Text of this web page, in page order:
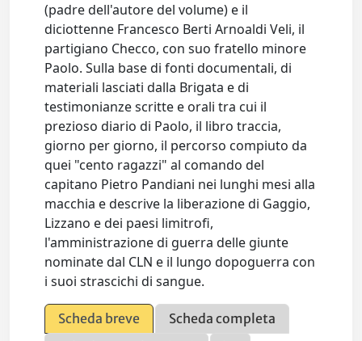
(padre dell'autore del volume) e il
diciottenne Francesco Berti Arnoaldi Veli, il
partigiano Checco, con suo fratello minore
Paolo. Sulla base di fonti documentali, di
materiali lasciati dalla Brigata e di
testimonianze scritte e orali tra cui il
prezioso diario di Paolo, il libro traccia,
giorno per giorno, il percorso compiuto da
quei "cento ragazzi" al comando del
capitano Pietro Pandiani nei lunghi mesi alla
macchia e descrive la liberazione di Gaggio,
Lizzano e dei paesi limitrofi,
l'amministrazione di guerra delle giunte
nominate dal CLN e il lungo dopoguerra con
i suoi strascichi di sangue.
Scheda breve
Scheda completa